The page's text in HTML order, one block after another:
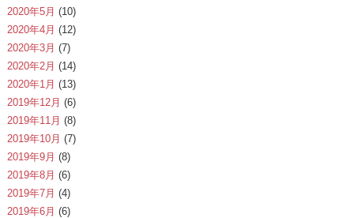
2020年5月 (10)
2020年4月 (12)
2020年3月 (7)
2020年2月 (14)
2020年1月 (13)
2019年12月 (6)
2019年11月 (8)
2019年10月 (7)
2019年9月 (8)
2019年8月 (6)
2019年7月 (4)
2019年6月 (6)